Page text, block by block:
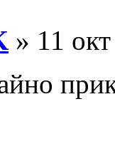
» 11